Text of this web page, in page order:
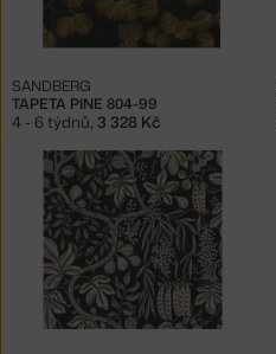
TAPETA PINE 804-99
SANDBERG
4 - 6 týdnů 3 328 Kč